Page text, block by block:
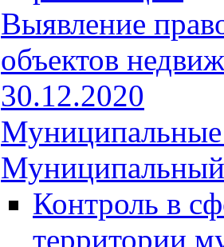
Выявление
объектов
30.12.2020
Муниципальные
Муниципальный
Контроль в
территории